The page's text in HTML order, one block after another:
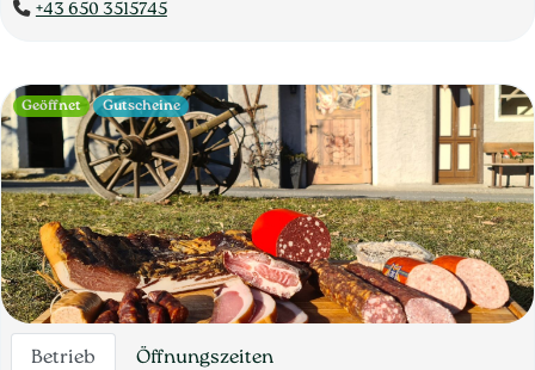
+43 650 3515745
Betrieb Öffnungszeiten
Geöffnet Gutscheine